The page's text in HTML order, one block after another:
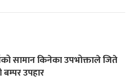
सामान किनेका उपभोक्ताले जिते
उपहार